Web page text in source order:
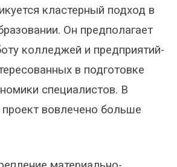
кластерный подход в
Он предполагает
колледжей и предприятий-
в подготовке
специалистов. В
вовлечено больше